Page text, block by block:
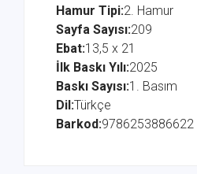
Hamur Tipi:2. Hamur
Sayfa Sayısı:209
Ebat:13,5 x 21
İlk Baskı Yılı:2025
Baskı Sayısı:1. Basım
Dil:Türkçe
Barkod:9786253886622